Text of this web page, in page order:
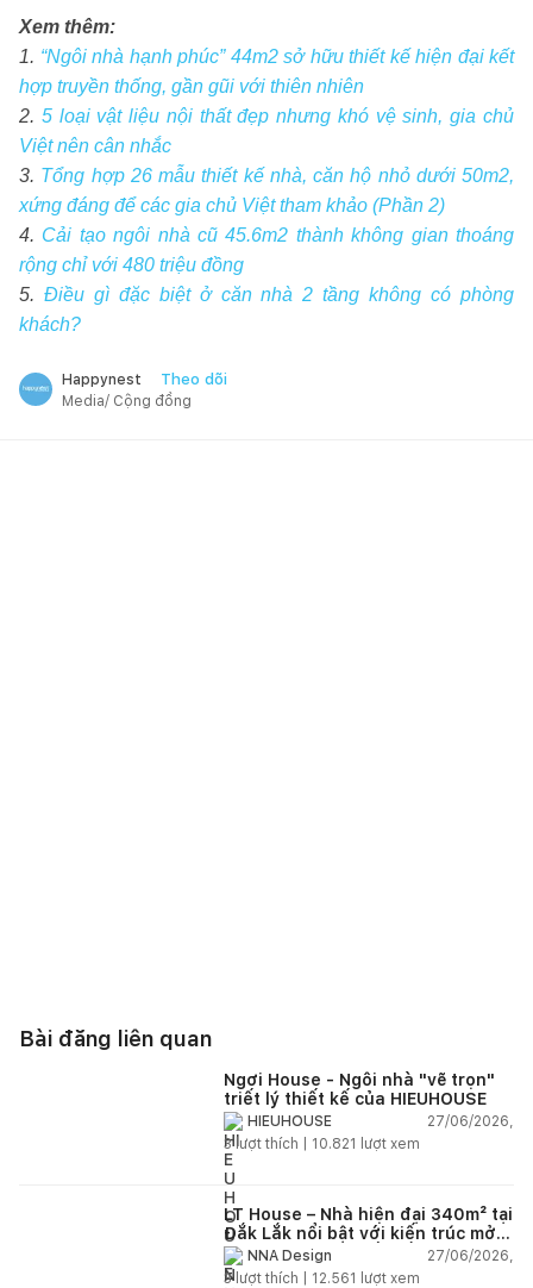
Xem thêm:
1. “Ngôi nhà hạnh phúc” 44m2 sở hữu thiết kế hiện đại kết
hợp truyền thống, gần gũi với thiên nhiên
2. 5 loại vật liệu nội thất đẹp nhưng khó vệ sinh, gia chủ
Việt nên cân nhắc
3. Tổng hợp 26 mẫu thiết kế nhà, căn hộ nhỏ dưới 50m2,
xứng đáng để các gia chủ Việt tham khảo (Phần 2)
4. Cải tạo ngôi nhà cũ 45.6m2 thành không gian thoáng
rộng chỉ với 480 triệu đồng
5. Điều gì đặc biệt ở căn nhà 2 tầng không có phòng
khách?
Happynest Theo dõi
Media/ Cộng đồng
Bài đăng liên quan
Ngơi House - Ngôi nhà "vẽ trọn"
triết lý thiết kế của HIEUHOUSE
HIEUHOUSE
27/06/2026,
3lượt thích | 10.821 lượt xem
LT House – Nhà hiện đại 340m² tại
Đắk Lắk nổi bật với kiến trúc mở
và hệ sân vườn kết nối thiên
nhiên
NNA Design
27/06/2026,
3lượt thích | 12.561 lượt xem